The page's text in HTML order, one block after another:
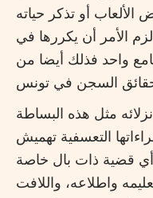
أو تذكر حياته
الأمر أن يكررها في
واحد فذلك أيضا من
مثل هذه البساطة
التعسفية تهميش
أي قضية ذات بال خاصة
واطلاعه، واللافت